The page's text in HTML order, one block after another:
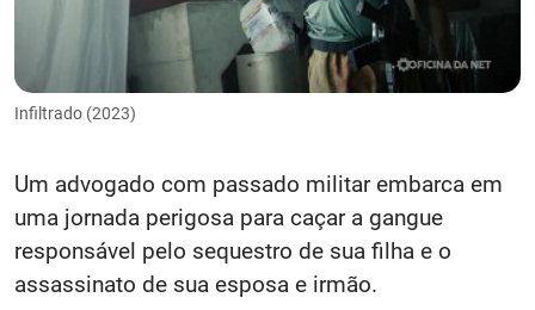
Infiltrado (2023)
Um advogado com passado militar embarca em
uma jornada perigosa para caçar a gangue
responsável pelo sequestro de sua filha e o
assassinato de sua esposa e irmão.